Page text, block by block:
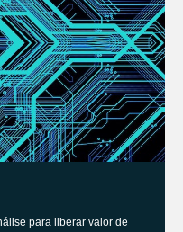
para liberar valor de